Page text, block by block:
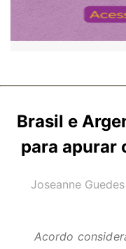
Brasil e
para apurar
AUTOR(A):
Joseanne Guedes
Acordo